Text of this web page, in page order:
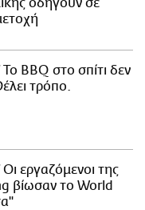
οδηγούν σε
Το BBQ στο σπίτι δεν
τρόπο.
Οι εργαζόμενοι της
βίωσαν το World